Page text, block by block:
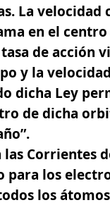
La velocidad
en el
de acción
y la
dicha Ley
de dicha
Corrientes
los
los